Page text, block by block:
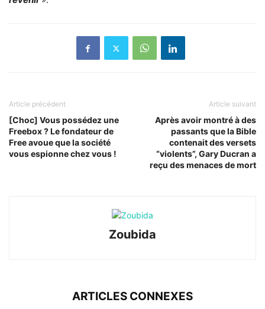
Article précédent
[Choc] Vous possédez une
Freebox ? Le fondateur de
Free avoue que la société
vous espionne chez vous !
Article suivant
Après avoir montré à des
passants que la Bible
contenait des versets
“violents”, Gary Ducran a
reçu des menaces de mort
Zoubida
ARTICLES CONNEXES